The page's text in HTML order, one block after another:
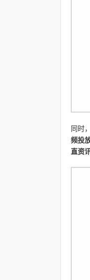
同时
频投
直资